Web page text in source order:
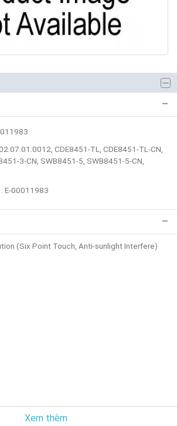
CDE8451-TL, CDE8451-TL-CN,
3-CN, SWB8451-5, SWB8451-5-CN,
E-00011983
(Six Point Touch, Anti-sunlight Interfere)
Xem thêm